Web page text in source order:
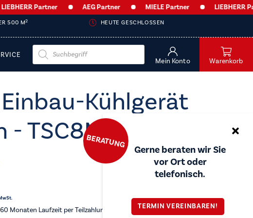
Partner AEG Partner MIELE Partner LIEBHERR Partner
500 M2 HEUTE GESCHLOSSEN
Products
search
Mein Konto Warenkorb
BERATUNG
Gerne beraten wir Sie
vor Ort oder
telefonisch.
TERMIN VEREINBAREN!
Einbau-Kühlgerät
TSC8M183CC
Monaten Laufzeit per Teilzahlung